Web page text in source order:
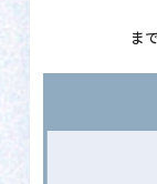
ま